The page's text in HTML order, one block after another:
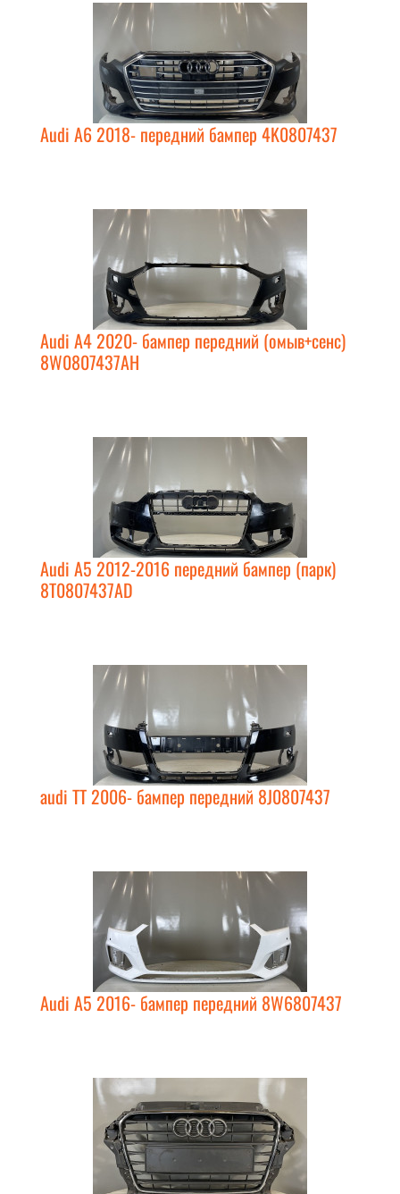
Audi A6 2018- передний бампер 4K0807437
Audi A4 2020- бампер передний (омыв+сенс)
8W0807437AH
Audi A5 2012-2016 передний бампер (парк)
8T0807437AD
audi TT 2006- бампер передний 8J0807437
Audi A5 2016- бампер передний 8W6807437